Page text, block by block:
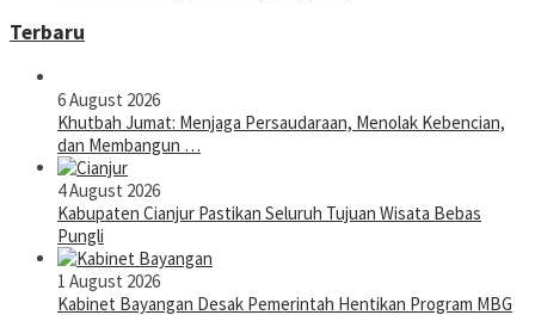
Terbaru
6 August 2026
Khutbah Jumat: Menjaga Persaudaraan, Menolak Kebencian,
dan Membangun …
4 August 2026
Kabupaten Cianjur Pastikan Seluruh Tujuan Wisata Bebas
Pungli
1 August 2026
Kabinet Bayangan Desak Pemerintah Hentikan Program MBG